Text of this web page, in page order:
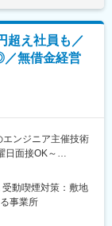
術士等4名など県
の積極的な導入
な技術者×最新機材
り徳島県内の建設
。また、従業員の
れています(徳島県
大規模災害が心配
超え社員も／
／無借金経営
ンジニア主催技術
日面接OK～
源回路、LSI、レイ
動喫煙対策：敷地
事業所